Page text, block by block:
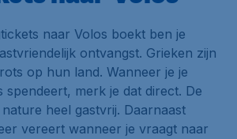
naar Volos boekt ben je
ontvangst. Grieken zijn
op hun land. Wanneer je je
spendeert, merk je dat direct. De
heel gastvrij. Daarnaast
vereert wanneer je vraagt naar